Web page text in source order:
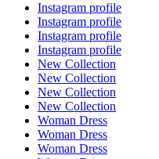
Instagram profile
Instagram profile
Instagram profile
Instagram profile
New Collection
New Collection
New Collection
New Collection
Woman Dress
Woman Dress
Woman Dress